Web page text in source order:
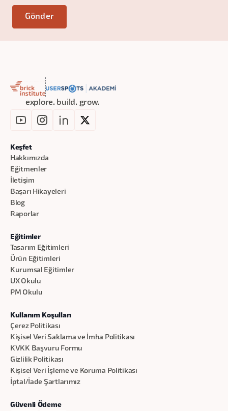
explore. build. grow.
Keşfet
Hakkımızda
Eğitmenler
İletişim
Başarı Hikayeleri
Blog
Raporlar
Eğitimler
Tasarım Eğitimleri
Ürün Eğitimleri
Kurumsal Eğitimler
UX Okulu
PM Okulu
Kullanım Koşulları
Çerez Politikası
Kişisel Veri Saklama ve İmha Politikası
KVKK Başvuru Formu
Gizlilik Politikası
Kişisel Veri İşleme ve Koruma Politikası
İptal/İade Şartlarımız
Güvenli Ödeme